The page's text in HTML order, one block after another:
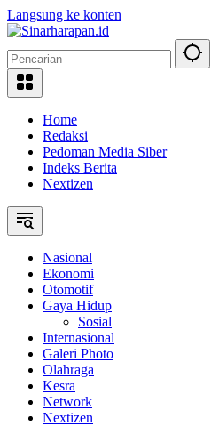
Langsung ke konten
Home
Redaksi
Pedoman Media Siber
Indeks Berita
Nextizen
Nasional
Ekonomi
Otomotif
Gaya Hidup
Sosial
Internasional
Galeri Photo
Olahraga
Kesra
Network
Nextizen